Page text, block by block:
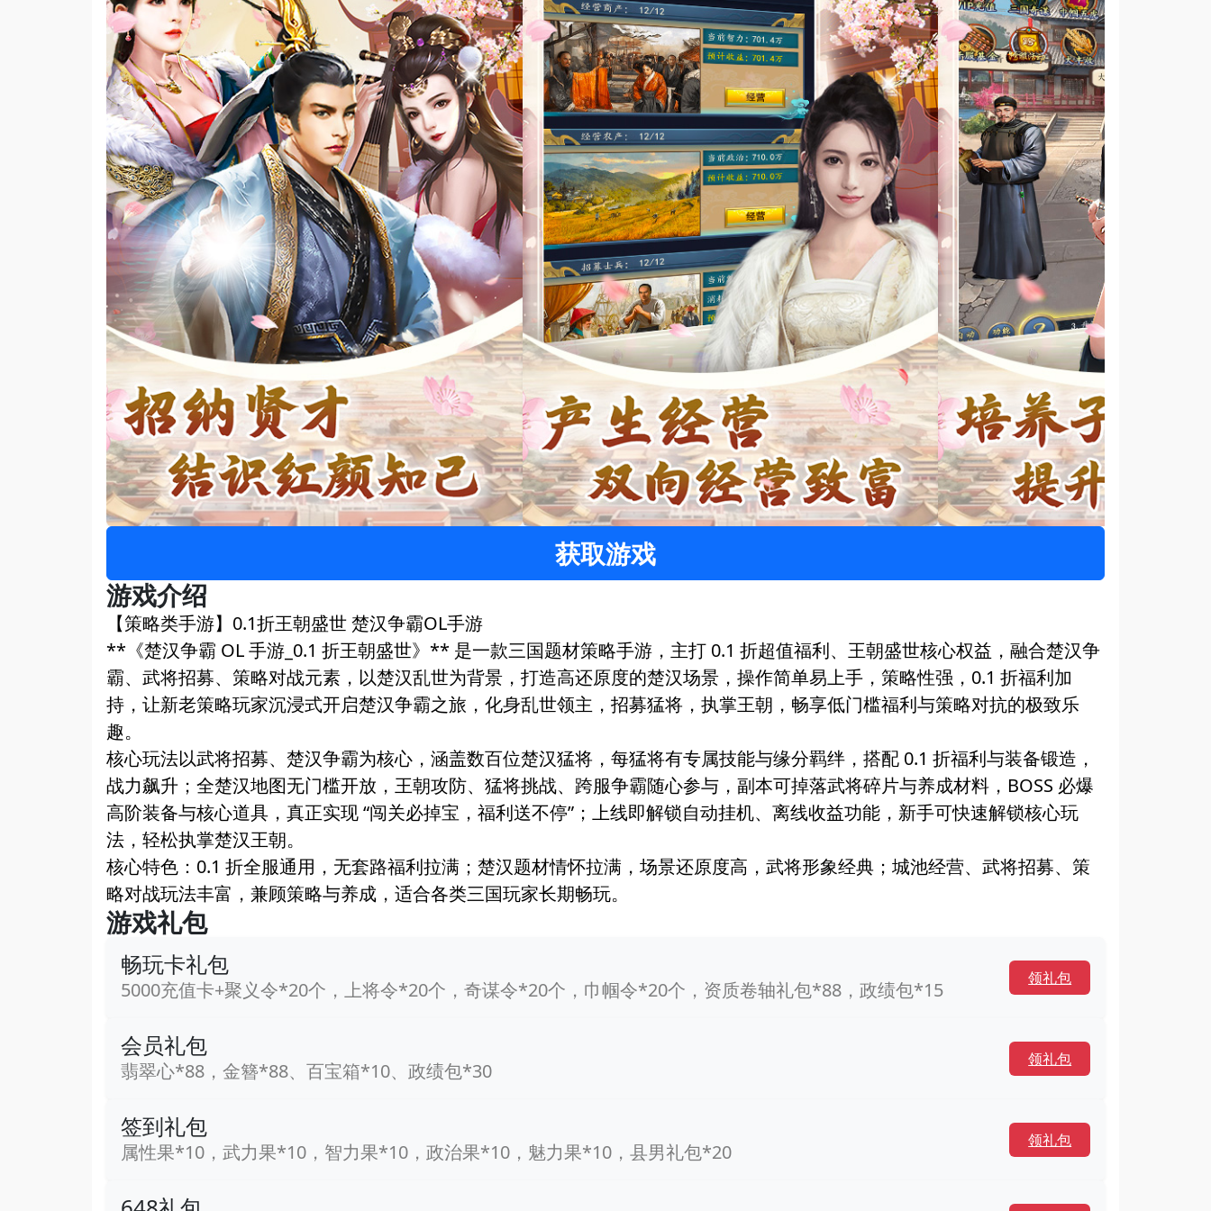
获取游戏
游戏介绍
【策略类手游】0.1折王朝盛世 楚汉争霸OL手游
**《楚汉争霸 OL 手游_0.1 折王朝盛世》** 是一款三国题材策略手游，主打 0.1 折超值福利、王朝盛世核心权益，融合楚汉争
霸、武将招募、策略对战元素，以楚汉乱世为背景，打造高还原度的楚汉场景，操作简单易上手，策略性强，0.1 折福利加
持，让新老策略玩家沉浸式开启楚汉争霸之旅，化身乱世领主，招募猛将，执掌王朝，畅享低门槛福利与策略对抗的极致乐
趣。
核心玩法以武将招募、楚汉争霸为核心，涵盖数百位楚汉猛将，每猛将有专属技能与缘分羁绊，搭配 0.1 折福利与装备锻造，
战力飙升；全楚汉地图无门槛开放，王朝攻防、猛将挑战、跨服争霸随心参与，副本可掉落武将碎片与养成材料，BOSS 必爆
高阶装备与核心道具，真正实现 “闯关必掉宝，福利送不停”；上线即解锁自动挂机、离线收益功能，新手可快速解锁核心玩
法，轻松执掌楚汉王朝。
核心特色：0.1 折全服通用，无套路福利拉满；楚汉题材情怀拉满，场景还原度高，武将形象经典；城池经营、武将招募、策
略对战玩法丰富，兼顾策略与养成，适合各类三国玩家长期畅玩。
游戏礼包
畅玩卡礼包
5000充值卡+聚义令*20个，上将令*20个，奇谋令*20个，巾帼令*20个，资质卷轴礼包*88，政绩包*15 领礼包
会员礼包
翡翠心*88，金簪*88、百宝箱*10、政绩包*30 领礼包
签到礼包
属性果*10，武力果*10，智力果*10，政治果*10，魅力果*10，县男礼包*20 领礼包